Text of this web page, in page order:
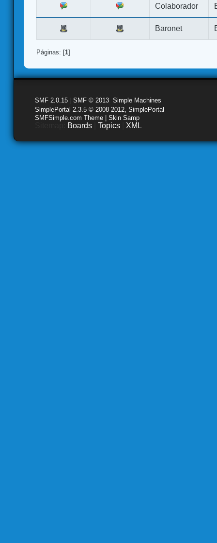
Colaborador
Baronet
Páginas: [1]
SMF 2.0.15 SMF © 2013 Simple Machines
SimplePortal 2.3.5 © 2008-2012, SimplePortal
SMFSimple.com Theme | Skin Samp
Boards Topics XML